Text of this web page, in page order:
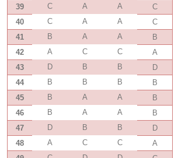
39
C A A
C
40
C A A
C
41
B A A
B
42
A C C
A
43
D B B
D
44
B B B
B
45
B A A
B
46
B A A
B
47
D B B
D
48
A C C
A